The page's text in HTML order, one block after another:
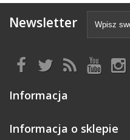
Newsletter
Informacja
Informacja o sklepie